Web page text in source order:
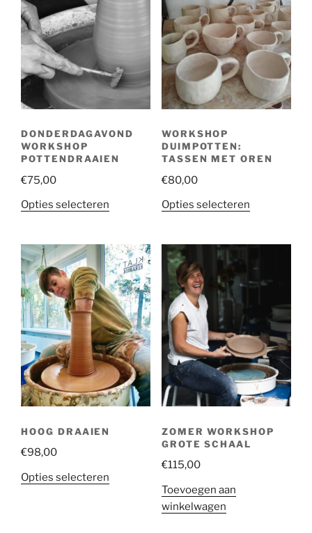
DONDERDAGAVOND
WORKSHOP
POTTENDRAAIEN
€75,00
Opties selecteren
WORKSHOP
DUIMPOTTEN:
TASSEN MET OREN
€80,00
Opties selecteren
HOOG DRAAIEN
€98,00
Opties selecteren
ZOMER WORKSHOP
GROTE SCHAAL
€115,00
Toevoegen aan
winkelwagen